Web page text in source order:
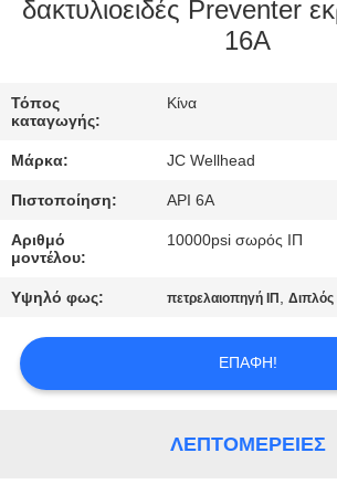
ΈΛΕΓΧΟΣ
ΕΛΆΤΕ
ΣΕ
ΕΠΑΦΉ
ΕΙΔΉΣΕΙΣ
ΠΕΡΙΠΤΏΣΕΙΣ
δακτυλιοειδές Preventer
16A
Τόπος
καταγωγής:
Κίνα
Μάρκα: JC Wellhead
Πιστοποίηση: API 6A
Αριθμό
μοντέλου:
10000psi σωρός ΙΠ
Υψηλό φως: πετρελαιοπηγή ΙΠ ,Διπλός
ΕΠΑΦΉ!
ΛΕΠΤΟΜΈΡΕΙΕΣ